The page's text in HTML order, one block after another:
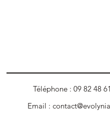
Téléphone : 09 82 48
Email :